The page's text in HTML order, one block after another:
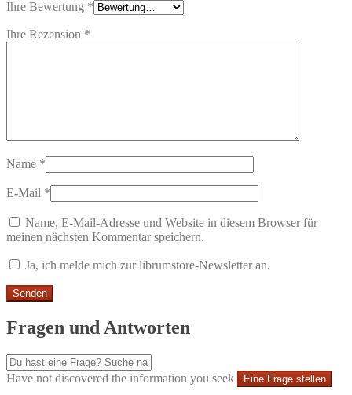
Ihre Bewertung *
Ihre Rezension *
Name *
E-Mail *
Name, E-Mail-Adresse und Website in diesem Browser für
meinen nächsten Kommentar speichern.
Ja, ich melde mich zur librumstore-Newsletter an.
Fragen und Antworten
Have not discovered the information you seek Eine Frage stellen